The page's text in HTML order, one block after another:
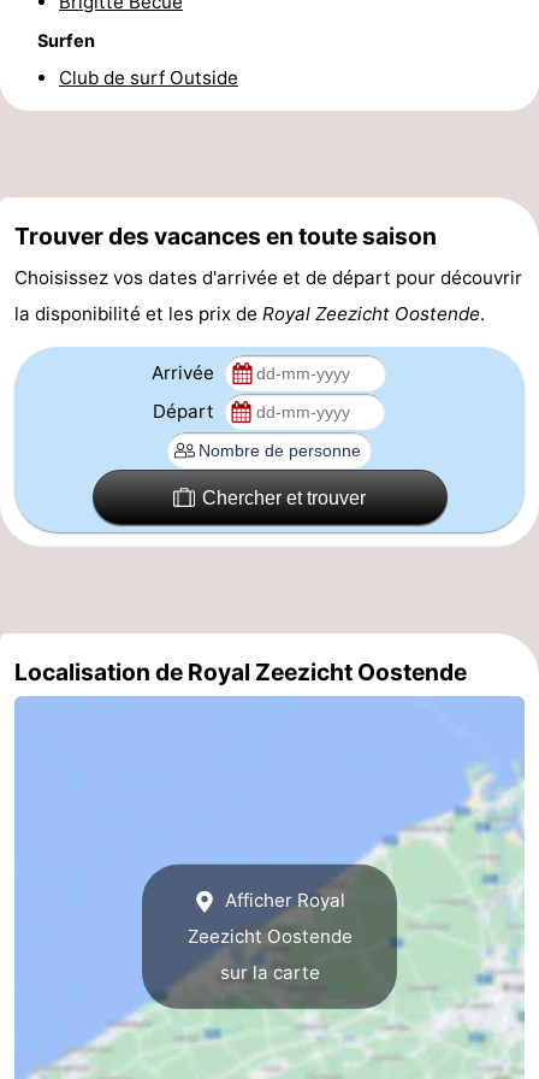
Forum
Route
Stationnement
-
Tram
du
littoral
Adresses
Médicales
Région
Flandre-
Gand
-
côte
-
Nature
-
Middelkerke
Surfen
Club de surf Outside
Trouver des vacances en toute saison
Choisissez vos dates d'arrivée et de départ pour découvrir
la disponibilité et les prix de Royal Zeezicht Oostende.
Arrivée
Départ
Chercher et trouver
Localisation de Royal Zeezicht Oostende
Afficher Royal
Zeezicht Oostende
sur la carte